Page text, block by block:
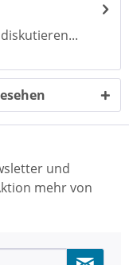
und
mehr von